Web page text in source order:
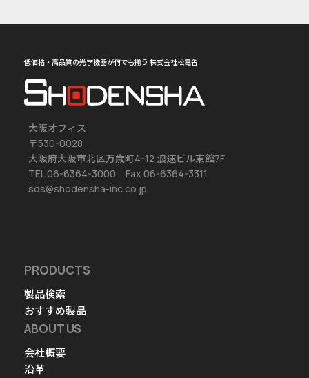
低価格・高品質の光学機器が何でも揃う 株式会社松電舎
大阪オフィス
〒530-0028
大阪府大阪市北区万歳町4-12 浪速ビル東館7F
TEL 06-6364-3000 Fax 06-6364-3311
sds@shodensha-inc.co.jp
PRODUCTS
製品検索
おすすめ製品
ABOUT US
会社概要
沿革